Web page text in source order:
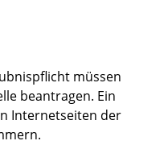
müssen
beantragen. Ein
Internetseiten der